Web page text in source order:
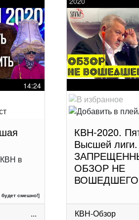
14:24
в
будет смешно!]
...
КВН-2020.
Высшей лиги.
ОБЗОР НЕ
ВОШЕДШЕГО
КВН-Обзор